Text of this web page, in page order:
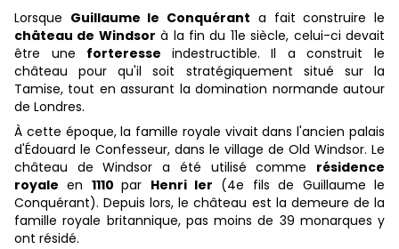
Lorsque Guillaume le Conquérant a fait construire le
château de Windsor à la fin du 11e siècle, celui-ci devait
être une forteresse indestructible. Il a construit le
château pour qu'il soit stratégiquement situé sur la
Tamise, tout en assurant la domination normande autour
de Londres.
À cette époque, la famille royale vivait dans l'ancien palais
d'Édouard le Confesseur, dans le village de Old Windsor. Le
château de Windsor a été utilisé comme résidence
royale en 1110par Henri Ier (4e fils de Guillaume le
Conquérant). Depuis lors, le château est la demeure de la
famille royale britannique, pas moins de 39 monarques y
ont résidé.